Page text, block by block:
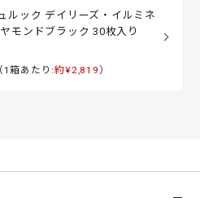
ルック デイリーズ・イルミネ
モンドブラック 30枚入り
1箱あたり:約¥2,819 ）